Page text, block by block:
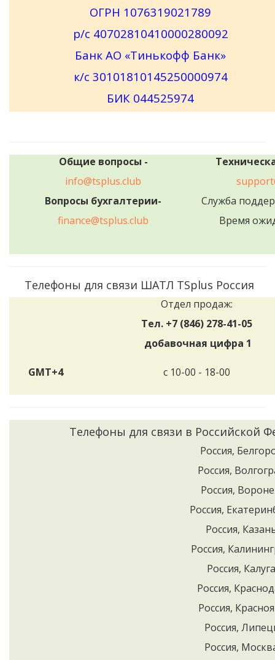
ОГРН 1076319021789
р/с 40702810410000280092
Банк АО «Тинькофф Банк»
к/с 30101810145250000974
БИК 044525974
Общие вопросы -
info@tsplus.club
Вопросы бухгалтерии-
finance@tsplus.club
Служба
Время
Телефоны для связи ШАТЛ TSplus Россия
Отдел продаж:
Тел. +7 (846) 278-41-05
добавочная цифра 1
GMT+4 с 10-00 - 18-00
Телефоны для связи в Российской
Россия,
Россия,
Россия,
Россия,
Россия,
Россия,
Россия,
Россия,
Россия,
Россия,
Россия,